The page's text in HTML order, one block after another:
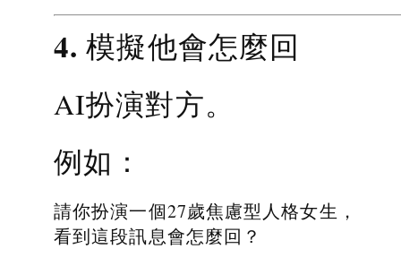
4. 模擬他會怎麼回
AI扮演對方。
例如：
請你扮演一個27歲焦慮型人格女生，
看到這段訊息會怎麼回？